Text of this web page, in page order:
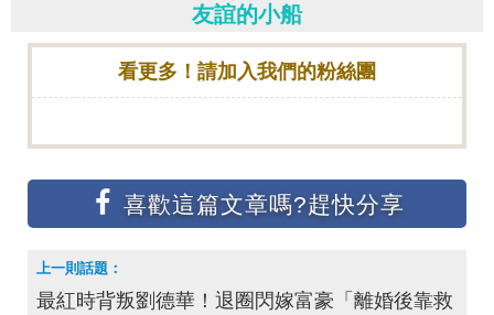
友誼的小船
看更多！請加入我們的粉絲團
最紅時背叛劉德華！退圈閃嫁富豪「離婚後靠救